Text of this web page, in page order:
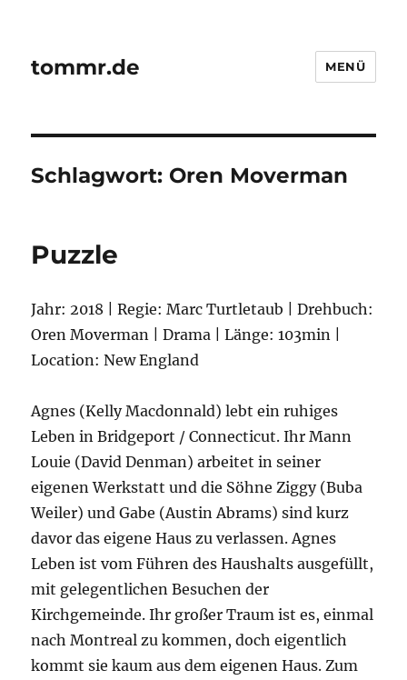
tommr.de MENÜ
Schlagwort: Oren Moverman
Puzzle
Jahr: 2018 | Regie: Marc Turtletaub | Drehbuch:
Oren Moverman | Drama | Länge: 103min |
Location: New England
Agnes (Kelly Macdonnald) lebt ein ruhiges
Leben in Bridgeport / Connecticut. Ihr Mann
Louie (David Denman) arbeitet in seiner
eigenen Werkstatt und die Söhne Ziggy (Buba
Weiler) und Gabe (Austin Abrams) sind kurz
davor das eigene Haus zu verlassen. Agnes
Leben ist vom Führen des Haushalts ausgefüllt,
mit gelegentlichen Besuchen der
Kirchgemeinde. Ihr großer Traum ist es, einmal
nach Montreal zu kommen, doch eigentlich
kommt sie kaum aus dem eigenen Haus. Zum